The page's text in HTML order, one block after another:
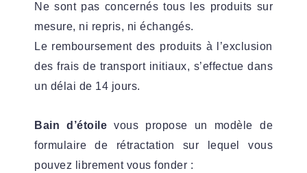
Ne sont pas concernés tous les produits sur
mesure, ni repris, ni échangés.
Le remboursement des produits à l’exclusion
des frais de transport initiaux, s’effectue dans
un délai de 14 jours.
Bain d’étoile vous propose un modèle de
formulaire de rétractation sur lequel vous
pouvez librement vous fonder :